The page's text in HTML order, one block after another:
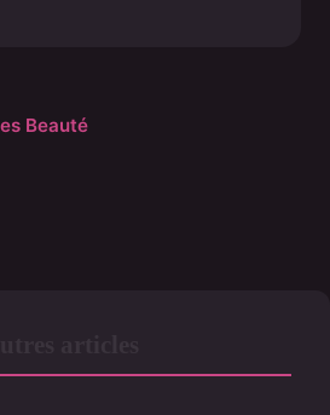
Beauté